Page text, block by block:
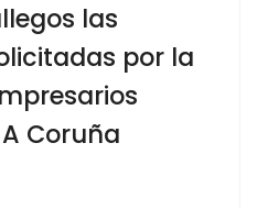
las
por la
Coruña